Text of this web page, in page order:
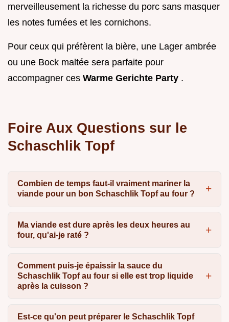
merveilleusement la richesse du porc sans masquer
les notes fumées et les cornichons.
Pour ceux qui préfèrent la bière, une Lager ambrée
ou une Bock maltée sera parfaite pour
accompagner ces Warme Gerichte Party .
Foire Aux Questions sur le
Schaschlik Topf
Combien de temps faut-il vraiment mariner la
viande pour un bon Schaschlik Topf au four ?
Ma viande est dure après les deux heures au
four, qu'ai-je raté ?
Comment puis-je épaissir la sauce du
Schaschlik Topf au four si elle est trop liquide
après la cuisson ?
Est-ce qu'on peut préparer le Schaschlik Topf